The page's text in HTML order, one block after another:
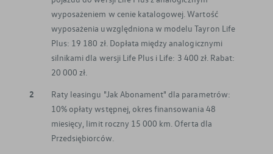
wyposażeniem w cenie katalogowej. Wartość
wyposażenia uwzględniona w modelu Tayron Life
Plus: 19 180 zł. Dopłata między analogicznymi
silnikami dla wersji Life Plus i Life: 3 400 zł. Rabat:
20 000 zł.
2
Raty leasingu "Jak Abonament" dla parametrów:
10% opłaty wstępnej, okres finansowania 48
miesięcy, limit roczny 15 000 km. Oferta dla
Przedsiębiorców.